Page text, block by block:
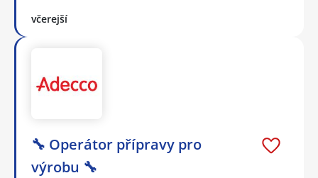
včerejší
🔧 Operátor přípravy pro
výrobu 🔧